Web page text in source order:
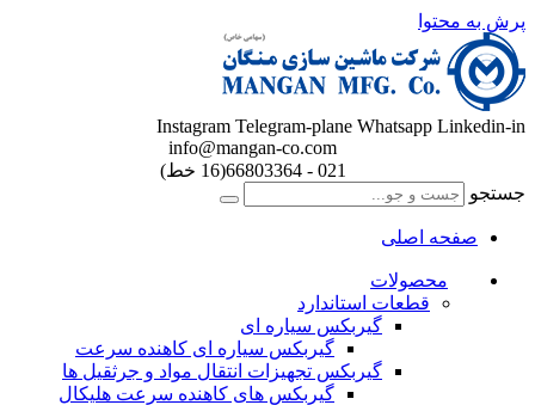
پرش به محتوا
Instagram Telegram-plane Whatsapp Linkedin-in
info@mangan-co.com
021 - 66803364(16 خط)
جستجو
صفحه اصلی
محصولات
قطعات استاندارد
گيربكس سياره ای
گيربكس سياره ای كاهنده سرعت
گيربكس تجهيزات انتقال مواد و جرثقيل ها
گيربكس های كاهنده سرعت هليكال